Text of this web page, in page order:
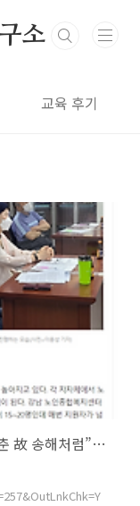
소
교육 후기
[2022. 6. 15 이데일리]“죽기 전 양복 맞춘 故 송해처럼”…‘웰다잉’ 준비하는 어르신들